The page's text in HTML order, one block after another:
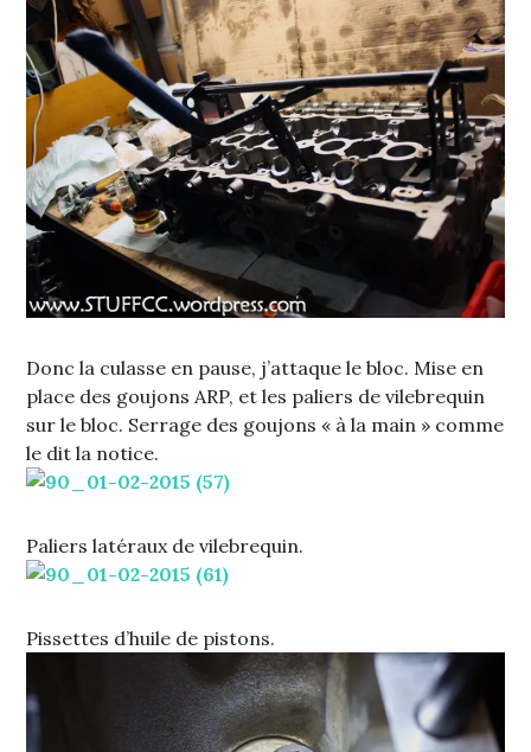
Donc la culasse en pause, j’attaque le bloc. Mise en
place des goujons ARP, et les paliers de vilebrequin
sur le bloc. Serrage des goujons « à la main » comme
le dit la notice.
Paliers latéraux de vilebrequin.
Pissettes d’huile de pistons.